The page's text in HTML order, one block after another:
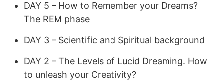
DAY 5 – How to Remember your Dreams?
The REM phase
DAY 3 – Scientific and Spiritual background
DAY 2 – The Levels of Lucid Dreaming. How
to unleash your Creativity?